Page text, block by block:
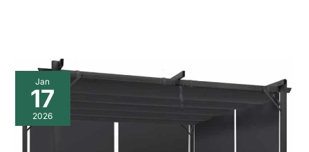
Jan
17
2026
Test
de
la
pergola
IDMarket